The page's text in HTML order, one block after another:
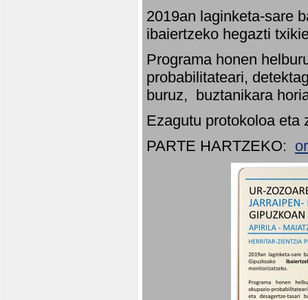
2019an laginketa-sare
ibaiertzeko hegazti
Programa honen
probabilitateari,
buruz, buztanikara
Ezagutu protokoloa eta
PARTE HARTZEKO: